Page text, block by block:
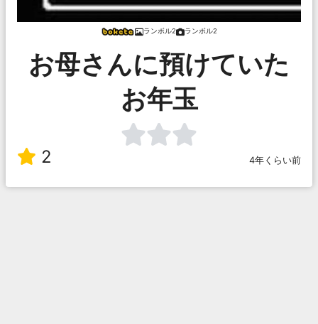
ランボル2 ランボル2
お母さんに預けていた
お年玉
2 4年くらい前